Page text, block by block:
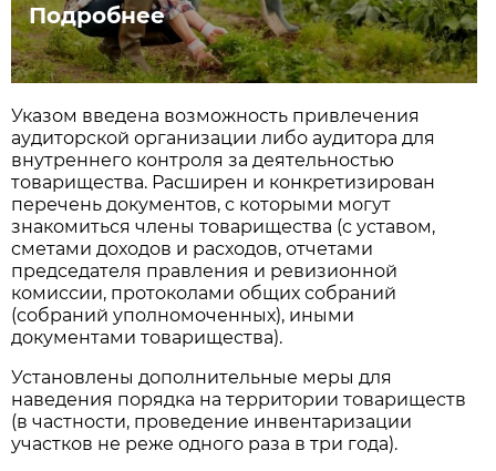
Подробнее
Указом введена возможность привлечения
аудиторской организации либо аудитора для
внутреннего контроля за деятельностью
товарищества. Расширен и конкретизирован
перечень документов, с которыми могут
знакомиться члены товарищества (с уставом,
сметами доходов и расходов, отчетами
председателя правления и ревизионной
комиссии, протоколами общих собраний
(собраний уполномоченных), иными
документами товарищества).
Установлены дополнительные меры для
наведения порядка на территории товариществ
(в частности, проведение инвентаризации
участков не реже одного раза в три года).